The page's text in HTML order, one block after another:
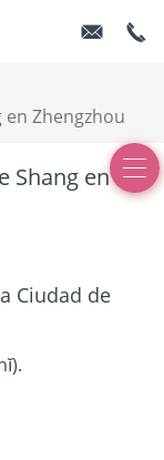
en Zhengzhou
Shang en
Ciudad de